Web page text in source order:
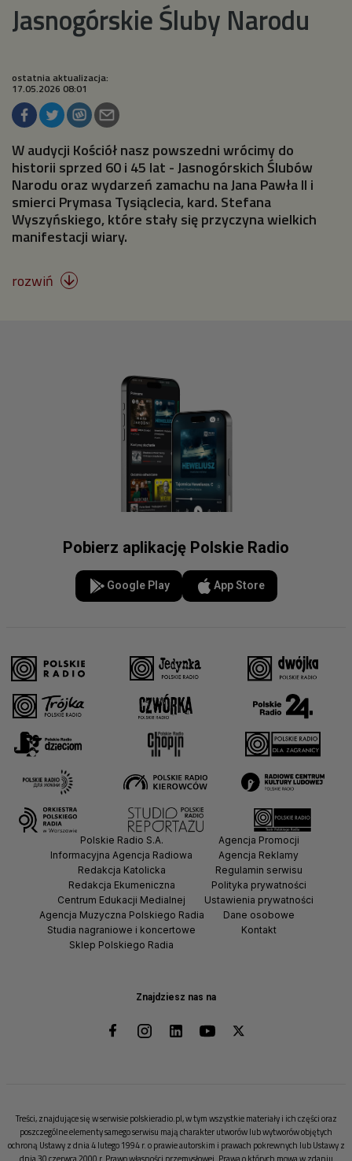
Jasnogórskie Śluby Narodu
ostatnia aktualizacja:
17.05.2026 08:01
W audycji Kościół nasz powszedni wrócimy do
historii sprzed 60 i 45 lat - Jasnogórskich Ślubów
Narodu oraz wydarzeń zamachu na Jana Pawła II i
smierci Prymasa Tysiąclecia, kard. Stefana
Wyszyńskiego, które stały się przyczyna wielkich
manifestacji wiary.
rozwiń 
Pobierz aplikację Polskie Radio
Google Play App Store
Znajdziesz nas na
Polskie Radio S.A.
Informacyjna Agencja Radiowa
Redakcja Katolicka
Redakcja Ekumeniczna
Centrum Edukacji Medialnej
Agencja Muzyczna Polskiego Radia
Studia nagraniowe i koncertowe
Sklep Polskiego Radia
Agencja Promocji
Agencja Reklamy
Regulamin serwisu
Polityka prywatności
Ustawienia prywatności
Dane osobowe
Kontakt
Treści, znajdujące się w serwisie polskieradio.pl, w tym wszystkie materiały i ich części oraz
poszczególne elementy samego serwisu mają charakter utworów lub wytworów objętych
ochroną Ustawy z dnia 4 lutego 1994 r. o prawie autorskim i prawach pokrewnych lub Ustawy z